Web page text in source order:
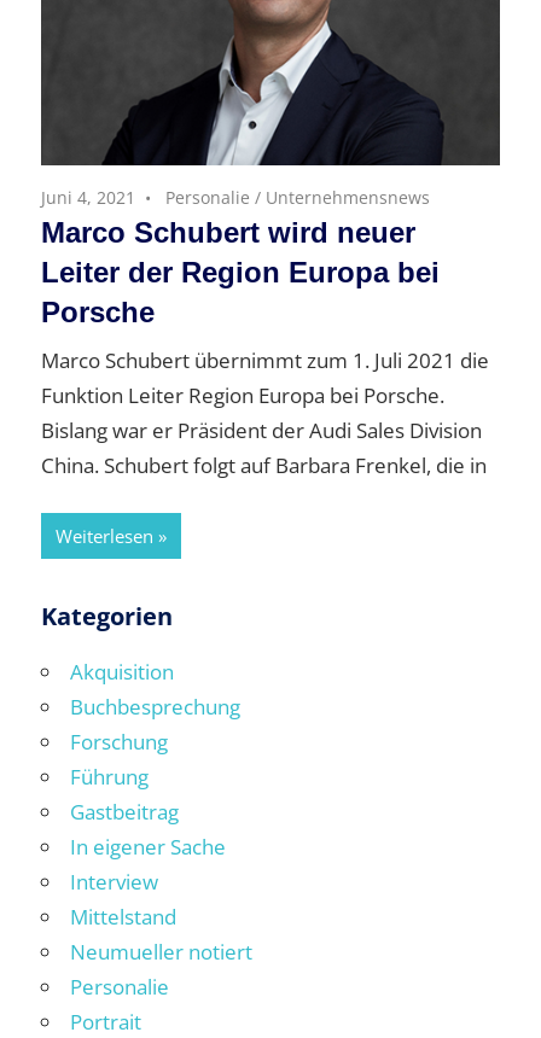
Juni 4, 2021 Personalie / Unternehmensnews
Marco Schubert wird neuer
Leiter der Region Europa bei
Porsche
Marco Schubert übernimmt zum 1. Juli 2021 die
Funktion Leiter Region Europa bei Porsche.
Bislang war er Präsident der Audi Sales Division
China. Schubert folgt auf Barbara Frenkel, die in
Weiterlesen
Kategorien
Akquisition
Buchbesprechung
Forschung
Führung
Gastbeitrag
In eigener Sache
Interview
Mittelstand
Neumueller notiert
Personalie
Portrait